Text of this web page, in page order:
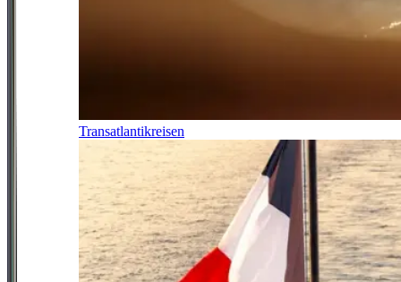
Transatlantikreisen